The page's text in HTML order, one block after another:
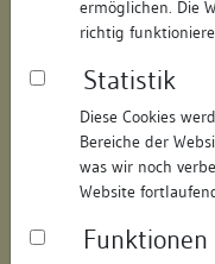
ermöglichen. Die
richtig
Statistik
Diese Cookies
Bereiche der
was wir noch
Website
Objektdaten
Straße:
Hausnummer:
Postleitzahl: